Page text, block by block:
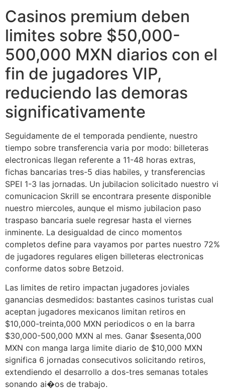
Casinos premium deben
limites sobre $50,000-
500,000 MXN diarios con el
fin de jugadores VIP,
reduciendo las demoras
significativamente
Seguidamente de el temporada pendiente, nuestro
tiempo sobre transferencia varia por modo: billeteras
electronicas llegan referente a 11-48 horas extras,
fichas bancarias tres-5 dias habiles, y transferencias
SPEI 1-3 las jornadas. Un jubilacion solicitado nuestro vi
comunicacion Skrill se encontrara presente disponible
nuestro miercoles, aunque el mismo jubilacion paso
traspaso bancaria suele regresar hasta el viernes
inminente. La desigualdad de cinco momentos
completos define para vayamos por partes nuestro 72%
de jugadores regulares eligen billeteras electronicas
conforme datos sobre Betzoid.
Las limites de retiro impactan jugadores joviales
ganancias desmedidos: bastantes casinos turistas cual
aceptan jugadores mexicanos limitan retiros en
$10,000-treinta,000 MXN periodicos o en la barra
$30,000-500,000 MXN al mes. Ganar $sesenta,000
MXN con manga larga limite diario de $10,000 MXN
significa 6 jornadas consecutivos solicitando retiros,
extendiendo el desarrollo a dos-tres semanas totales
sonando ai�os de trabajo.